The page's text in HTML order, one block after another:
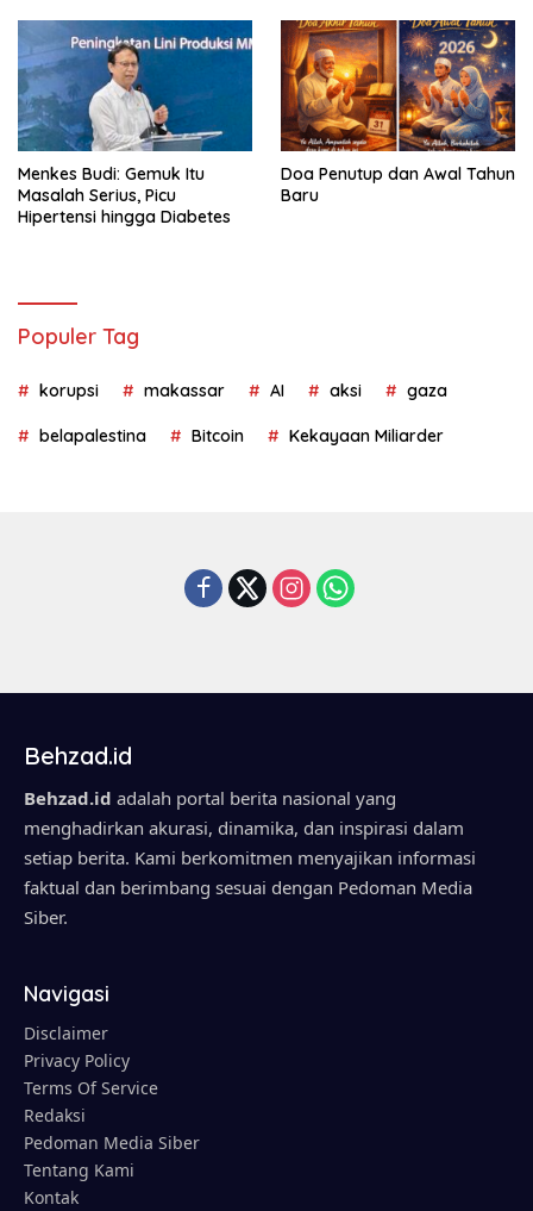
Menkes Budi: Gemuk Itu
Masalah Serius, Picu
Hipertensi hingga Diabetes
Doa Penutup dan Awal Tahun
Baru
Populer Tag
korupsi makassar AI aksi gaza
belapalestina Bitcoin Kekayaan Miliarder
Behzad.id
Behzad.id adalah portal berita nasional yang
menghadirkan akurasi, dinamika, dan inspirasi dalam
setiap berita. Kami berkomitmen menyajikan informasi
faktual dan berimbang sesuai dengan Pedoman Media
Siber.
Navigasi
Disclaimer
Privacy Policy
Terms Of Service
Redaksi
Pedoman Media Siber
Tentang Kami
Kontak